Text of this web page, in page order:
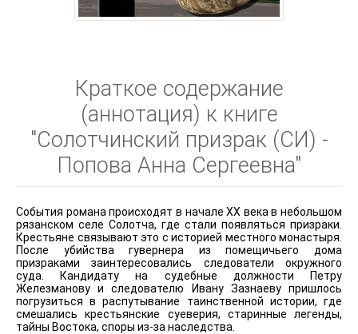
Краткое содержание
(аннотация) к книге
"Солотчинский призрак (СИ) -
Попова Анна Сергеевна"
События романа происходят в начале ХХ века в небольшом
рязанском селе Солотча, где стали появляться призраки.
Крестьяне связывают это с историей местного монастыря.
После убийства гувернера из помещичьего дома
призраками заинтересовались следователи окружного
суда. Кандидату на судебные должности Петру
Железманову и следователю Ивану Зазнаеву пришлось
погрузиться в распутывание таинственной истории, где
смешались крестьянские суеверия, старинные легенды,
тайны Востока, споры из-за наследства.